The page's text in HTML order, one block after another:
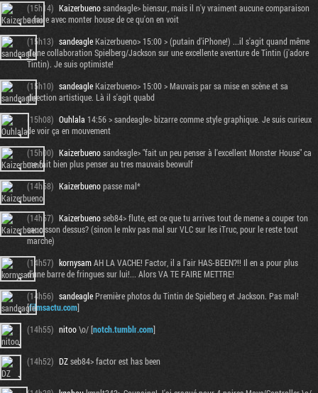
(15h14) Kaizerbuenosandeagle> biensur, mais il n'y vraiment aucune comparaison
a faire avec monter house de ce qu'on en voit
(15h13) sandeagleKaizerbueno> 15:00 > (putain d'iPhone!) ...il s'agit quand même
d'une collaboration Spielberg/Jackson sur une excellente aventure de Tintin (j'adore
Tintin). Je suis optimiste!
(15h10) sandeagleKaizerbueno> 15:00 > Mauvais par sa mise en scène et sa
direction artistique. Là il s'agit quabd
(15h08) Ouhlala 14:56 > sandeagle> bizarre comme style graphique. Je suis curieux
de voir ça en mouvement
(15h00) Kaizerbuenosandeagle> "fait un peu penser à l'excellent Monster House" ca
me fait bien plus penser au tres mauvais beowulf
(14h58) Kaizerbuenopasse mal*
(14h57) Kaizerbuenoseb84> flute, est ce que tu arrives tout de meme a couper ton
saucisson dessus? (sinon le mkv pas mal sur VLC sur les iTruc, pour le reste tout
marche)
(14h57) kornysamAH LA VACHE! Factor, il a l'air HAS-BEEN?!! Il en a pour plus
d'une barre de fringues sur lui!... Alors VA TE FAIRE METTRE!
(14h56) sandeaglePremière photos du Tintin de Spielberg et Jackson. Pas mal!
[filmsactu.com]
(14h55) nitoo\o/ [notch.tumblr.com]
(14h52) DZseb84> factor est has been